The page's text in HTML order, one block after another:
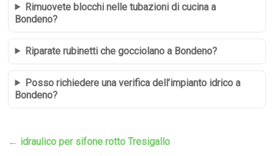
Rimuovete blocchi nelle tubazioni di cucina a
Bondeno?
Riparate rubinetti che gocciolano a Bondeno?
Posso richiedere una verifica dell’impianto idrico a
Bondeno?
← idraulico per sifone rotto Tresigallo